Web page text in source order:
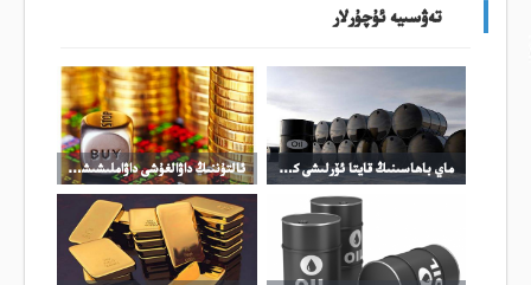
تەۋسىيە ئۇچۇرلار
ماي باھاسىنىڭ قايتا ئۆرلىشى كۈمۈش باھاسىنىڭ ئۆرلىشىنى چەكلىدى ئالتۇننىڭ داۋالغۇشى داۋاملىشىشى مۇمكىن